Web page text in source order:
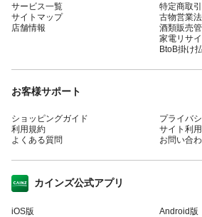
サービス一覧
サイトマップ
店舗情報
特定商取
古物営業
酒類販売
家電リサ
BtoB掛け
お客様サポート
ショッピングガイド
利用規約
よくある質問
プライバ
サイト利
お問い合
カインズ公式アプリ
iOS版 Android版